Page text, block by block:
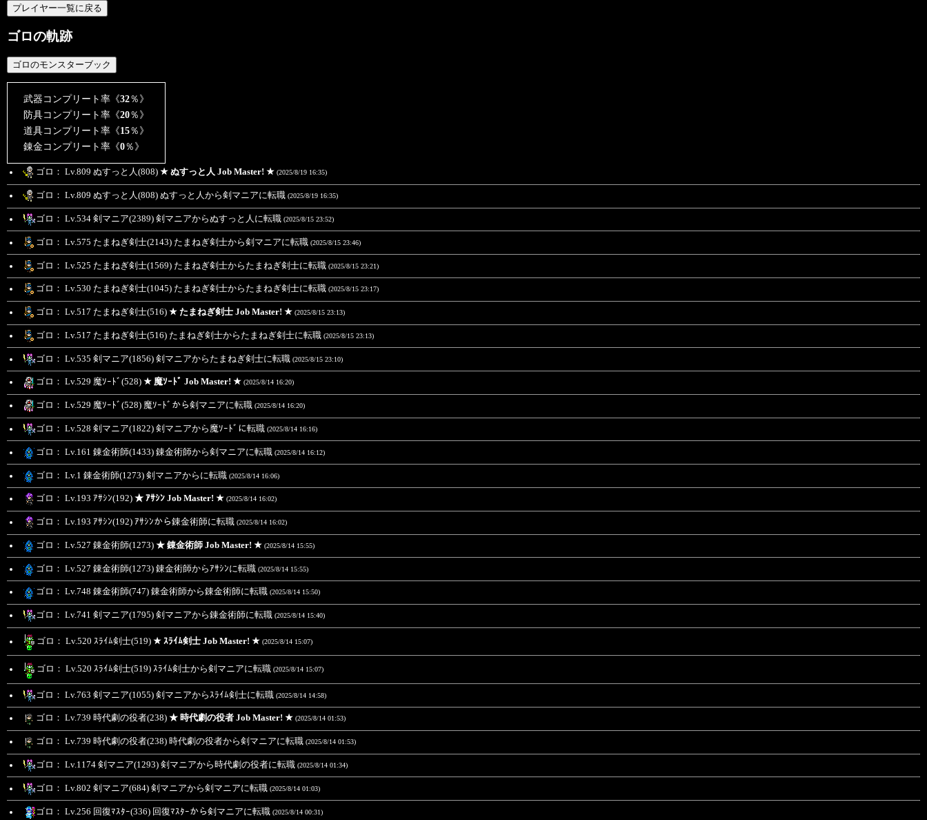
ゴロの軌跡
武器コンプリート率《32％》
防具コンプリート率《20％》
道具コンプリート率《15％》
錬金コンプリート率《0％》
ゴロ： Lv.809 ぬすっと人(808) ★ ぬすっと人 Job Master! ★ (2025/8/19 16:35)
ゴロ： Lv.809 ぬすっと人(808) ぬすっと人から剣マニアに転職 (2025/8/19 16:35)
ゴロ： Lv.534 剣マニア(2389) 剣マニアからぬすっと人に転職 (2025/8/15 23:52)
ゴロ： Lv.575 たまねぎ剣士(2143) たまねぎ剣士から剣マニアに転職 (2025/8/15 23:46)
ゴロ： Lv.525 たまねぎ剣士(1569) たまねぎ剣士からたまねぎ剣士に転職 (2025/8/15 23:21)
ゴロ： Lv.530 たまねぎ剣士(1045) たまねぎ剣士からたまねぎ剣士に転職 (2025/8/15 23:17)
ゴロ： Lv.517 たまねぎ剣士(516) ★ たまねぎ剣士 Job Master! ★ (2025/8/15 23:13)
ゴロ： Lv.517 たまねぎ剣士(516) たまねぎ剣士からたまねぎ剣士に転職 (2025/8/15 23:13)
ゴロ： Lv.535 剣マニア(1856) 剣マニアからたまねぎ剣士に転職 (2025/8/15 23:10)
ゴロ： Lv.529 魔ｿｰﾄﾞ(528) ★ 魔ｿｰﾄﾞ Job Master! ★ (2025/8/14 16:20)
ゴロ： Lv.529 魔ｿｰﾄﾞ(528) 魔ｿｰﾄﾞから剣マニアに転職 (2025/8/14 16:20)
ゴロ： Lv.528 剣マニア(1822) 剣マニアから魔ｿｰﾄﾞに転職 (2025/8/14 16:16)
ゴロ： Lv.161 錬金術師(1433) 錬金術師から剣マニアに転職 (2025/8/14 16:12)
ゴロ： Lv.1 錬金術師(1273) 剣マニアからに転職 (2025/8/14 16:06)
ゴロ： Lv.193 ｱｻｼﾝ(192) ★ ｱｻｼﾝ Job Master! ★ (2025/8/14 16:02)
ゴロ： Lv.193 ｱｻｼﾝ(192) ｱｻｼﾝから錬金術師に転職 (2025/8/14 16:02)
ゴロ： Lv.527 錬金術師(1273) ★ 錬金術師 Job Master! ★ (2025/8/14 15:55)
ゴロ： Lv.527 錬金術師(1273) 錬金術師からｱｻｼﾝに転職 (2025/8/14 15:55)
ゴロ： Lv.748 錬金術師(747) 錬金術師から錬金術師に転職 (2025/8/14 15:50)
ゴロ： Lv.741 剣マニア(1795) 剣マニアから錬金術師に転職 (2025/8/14 15:40)
ゴロ： Lv.520 ｽﾗｲﾑ剣士(519) ★ ｽﾗｲﾑ剣士 Job Master! ★ (2025/8/14 15:07)
ゴロ： Lv.520 ｽﾗｲﾑ剣士(519) ｽﾗｲﾑ剣士から剣マニアに転職 (2025/8/14 15:07)
ゴロ： Lv.763 剣マニア(1055) 剣マニアからｽﾗｲﾑ剣士に転職 (2025/8/14 14:58)
ゴロ： Lv.739 時代劇の役者(238) ★ 時代劇の役者 Job Master! ★ (2025/8/14 01:53)
ゴロ： Lv.739 時代劇の役者(238) 時代劇の役者から剣マニアに転職 (2025/8/14 01:53)
ゴロ： Lv.1174 剣マニア(1293) 剣マニアから時代劇の役者に転職 (2025/8/14 01:34)
ゴロ： Lv.802 剣マニア(684) 剣マニアから剣マニアに転職 (2025/8/14 01:03)
ゴロ： Lv.256 回復ﾏｽﾀｰ(336) 回復ﾏｽﾀｰから剣マニアに転職 (2025/8/14 00:31)